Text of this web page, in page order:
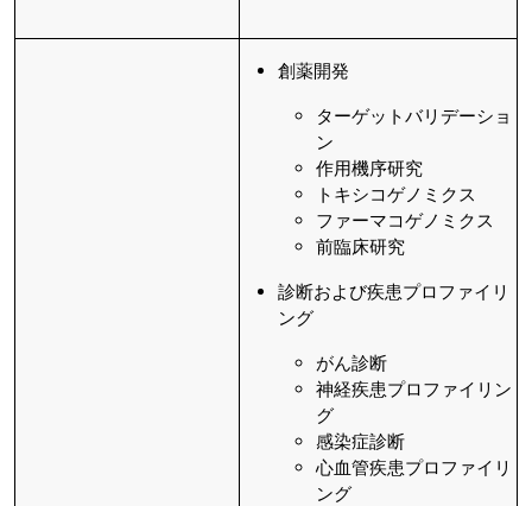
創薬開発
ターゲットバリデーショ
ン
作用機序研究
トキシコゲノミクス
ファーマコゲノミクス
前臨床研究
診断および疾患プロファイリ
ング
がん診断
神経疾患プロファイリン
グ
感染症診断
心血管疾患プロファイリ
ング